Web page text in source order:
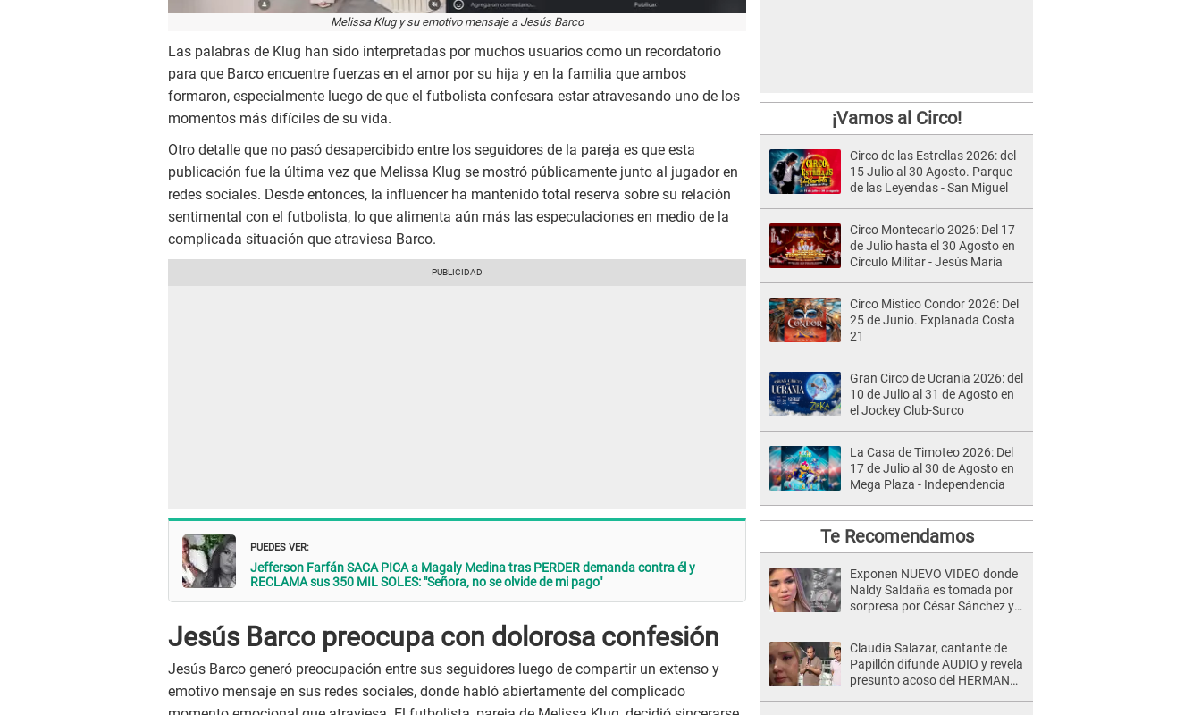
Melissa Klug y su emotivo mensaje a Jesús Barco
Las palabras de Klug han sido interpretadas por muchos usuarios como un recordatorio
para que Barco encuentre fuerzas en el amor por su hija y en la familia que ambos
formaron, especialmente luego de que el futbolista confesara estar atravesando uno de los
momentos más difíciles de su vida.
Otro detalle que no pasó desapercibido entre los seguidores de la pareja es que esta
publicación fue la última vez que Melissa Klug se mostró públicamente junto al jugador en
redes sociales. Desde entonces, la influencer ha mantenido total reserva sobre su relación
sentimental con el futbolista, lo que alimenta aún más las especulaciones en medio de la
complicada situación que atraviesa Barco.
PUEDES VER:
Jefferson Farfán SACA PICA a Magaly Medina tras PERDER demanda contra él y
RECLAMA sus 350 MIL SOLES: "Señora, no se olvide de mi pago"
Jesús Barco preocupa con dolorosa confesión
Jesús Barco generó preocupación entre sus seguidores luego de compartir un extenso y
emotivo mensaje en sus redes sociales, donde habló abiertamente del complicado
¡Vamos al Circo!
Circo de las Estrellas 2026: del
15 Julio al 30 Agosto. Parque
de las Leyendas - San Miguel
Circo Montecarlo 2026: Del 17
de Julio hasta el 30 Agosto en
Círculo Militar - Jesús María
Circo Místico Condor 2026: Del
25 de Junio. Explanada Costa
21
Gran Circo de Ucrania 2026: del
10 de Julio al 31 de Agosto en
el Jockey Club-Surco
La Casa de Timoteo 2026: Del
17 de Julio al 30 de Agosto en
Mega Plaza - Independencia
Te Recomendamos
Exponen NUEVO VIDEO donde
Naldy Saldaña es tomada por
sorpresa por César Sánchez y
Claudia Salazar, cantante de
Papillón difunde AUDIO y revela
presunto acoso del HERMANO